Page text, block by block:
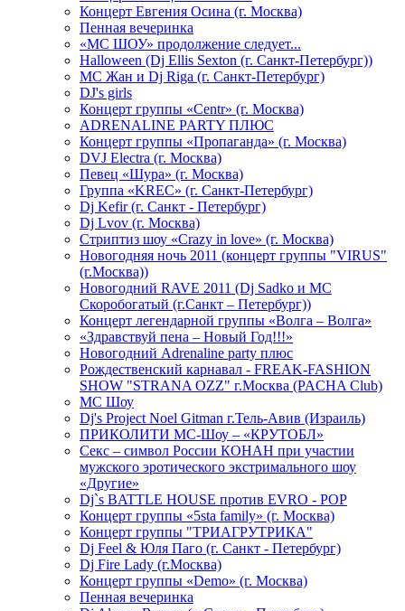
Концерт Евгения Осина (г. Москва)
Пенная вечеринка
«МС ШОУ» продолжение следует...
Halloween (Dj Ellis Sexton (г. Санкт-Петербург))
МС Жан и Dj Riga (г. Санкт-Петербург)
DJ's girls
Концерт группы «Centr» (г. Москва)
ADRENALINE PARTY ПЛЮС
Концерт группы «Пропаганда» (г. Москва)
DVJ Electra (г. Москва)
Певец «Шура» (г. Москва)
Группа «KREC» (г. Санкт-Петербург)
Dj Kefir (г. Санкт - Петербург)
Dj Lvov (г. Москва)
Стриптиз шоу «Crazy in love» (г. Москва)
Новогодняя ночь 2011 (концерт группы "VIRUS"
(г.Москва))
Новогодний RAVE 2011 (Dj Sadko и MC
Скоробогатый (г.Санкт – Петербург))
Концерт легендарной группы «Волга – Волга»
«Здравствуй пена – Новый Год!!!»
Новогодний Adrenaline party плюс
Рождественский карнавал - FREAK-FASHION
SHOW "STRANA OZZ" г.Москва (PACHA Club)
MC Шоу
Dj's Project Noel Gitman г.Тель-Авив (Израиль)
ПРИКОЛИТИ МС-Шоу – «КРУТОБЛ»
Секс – символ России КОНАН при участии
мужского эротического экстримального шоу
«Другие»
Dj`s BATTLE HOUSE против EVRO - POP
Концерт группы «5sta family» (г. Москва)
Концерт группы "ТРИАГРУТРИКА"
Dj Feel & Юля Паго (г. Санкт - Петербург)
Dj Fire Lady (г.Москва)
Концерт группы «Demo» (г. Москва)
Пенная вечеринка